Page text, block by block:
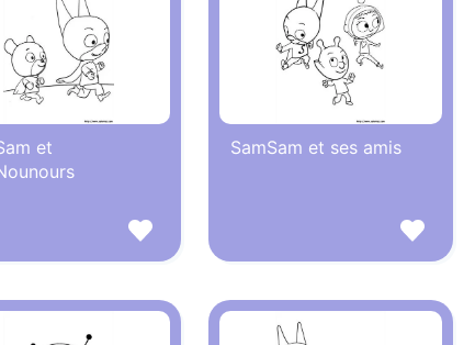
et
SamSam et ses amis